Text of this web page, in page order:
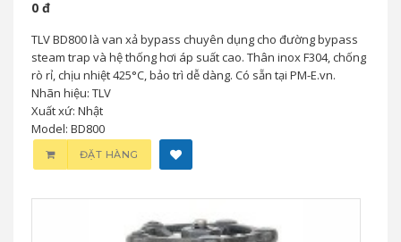
0 đ
TLV BD800 là van xả bypass chuyên dụng cho đường bypass
steam trap và hệ thống hơi áp suất cao. Thân inox F304, chống
rò rỉ, chịu nhiệt 425°C, bảo trì dễ dàng. Có sẵn tại PM-E.vn.
Nhãn hiệu: TLV
Xuất xứ: Nhật
Model: BD800
ĐẶT HÀNG